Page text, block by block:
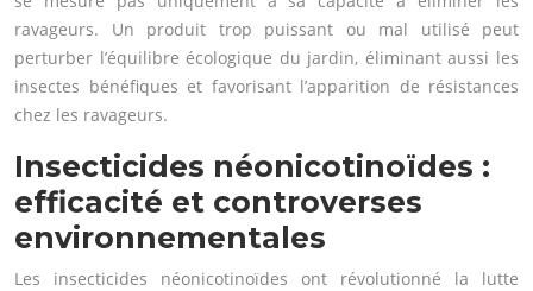
ravageurs. Un produit trop puissant ou mal utilisé peut
perturber l’équilibre écologique du jardin, éliminant aussi les
insectes bénéfiques et favorisant l’apparition de résistances
chez les ravageurs.
Insecticides néonicotinoïdes :
efficacité et controverses
environnementales
Les insecticides néonicotinoïdes ont révolutionné la lutte